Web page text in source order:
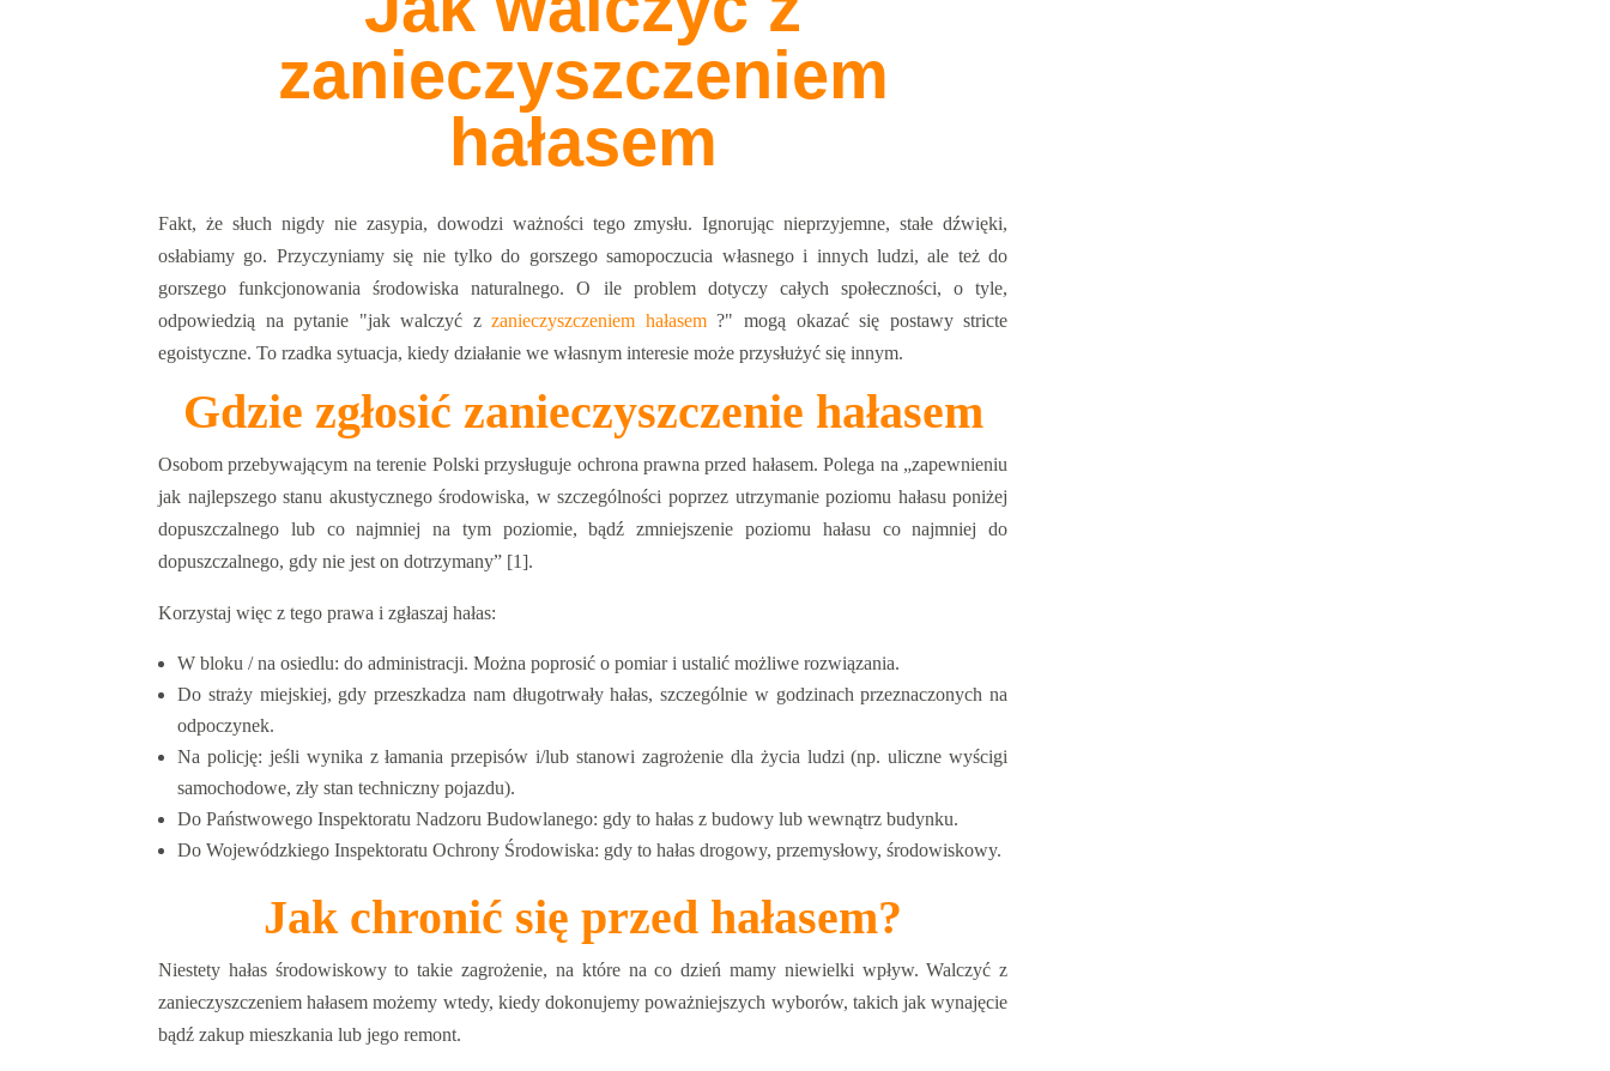
zanieczyszczeniem
hałasem
Fakt, że słuch nigdy nie zasypia, dowodzi ważności tego zmysłu. Ignorując nieprzyjemne, stałe dźwięki,
osłabiamy go. Przyczyniamy się nie tylko do gorszego samopoczucia własnego i innych ludzi, ale też do
gorszego funkcjonowania środowiska naturalnego. O ile problem dotyczy całych społeczności, o tyle,
odpowiedzią na pytanie "jak walczyć zzanieczyszczeniem hałasem?" mogą okazać się postawy stricte
egoistyczne. To rzadka sytuacja, kiedy działanie we własnym interesie może przysłużyć się innym.
Gdzie zgłosić zanieczyszczenie hałasem
Osobom przebywającym na terenie Polski przysługuje ochrona prawna przed hałasem. Polega na „zapewnieniu
jak najlepszego stanu akustycznego środowiska, w szczególności poprzez utrzymanie poziomu hałasu poniżej
dopuszczalnego lub co najmniej na tym poziomie, bądź zmniejszenie poziomu hałasu co najmniej do
dopuszczalnego, gdy nie jest on dotrzymany” [1].
Korzystaj więc z tego prawa i zgłaszaj hałas:
W bloku / na osiedlu: do administracji. Można poprosić o pomiar i ustalić możliwe rozwiązania.
Do straży miejskiej, gdy przeszkadza nam długotrwały hałas, szczególnie w godzinach przeznaczonych na
odpoczynek.
Na policję: jeśli wynika z łamania przepisów i/lub stanowi zagrożenie dla życia ludzi (np. uliczne wyścigi
samochodowe, zły stan techniczny pojazdu).
Do Państwowego Inspektoratu Nadzoru Budowlanego: gdy to hałas z budowy lub wewnątrz budynku.
Do Wojewódzkiego Inspektoratu Ochrony Środowiska: gdy to hałas drogowy, przemysłowy, środowiskowy.
Jak chronić się przed hałasem?
Niestety hałas środowiskowy to takie zagrożenie, na które na co dzień mamy niewielki wpływ. Walczyć z
zanieczyszczeniem hałasem możemy wtedy, kiedy dokonujemy poważniejszych wyborów, takich jak wynajęcie
bądź zakup mieszkania lub jego remont.